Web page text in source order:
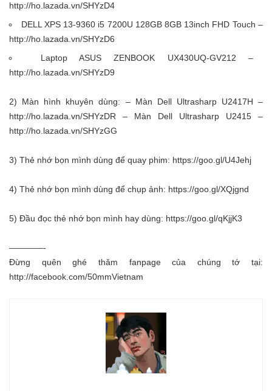
http://ho.lazada.vn/SHYzD4
DELL XPS 13-9360 i5 7200U 128GB 8GB 13inch FHD Touch –
http://ho.lazada.vn/SHYzD6
Laptop ASUS ZENBOOK UX430UQ-GV212 –
http://ho.lazada.vn/SHYzD9
2) Màn hình khuyên dùng: – Màn Dell Ultrasharp U2417H –
http://ho.lazada.vn/SHYzDR – Màn Dell Ultrasharp U2415 –
http://ho.lazada.vn/SHYzGG
3) Thẻ nhớ bọn mình dùng để quay phim: https://goo.gl/U4Jehj
4) Thẻ nhớ bọn mình dùng để chụp ảnh: https://goo.gl/XQjgnd
5) Đầu đọc thẻ nhớ bọn mình hay dùng: https://goo.gl/qKjjK3
————-
Đừng quên ghé thăm fanpage của chúng tớ tại:
http://facebook.com/50mmVietnam